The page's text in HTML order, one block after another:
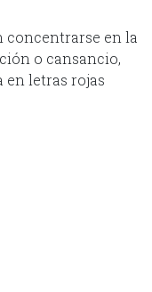
concentrarse en la
o cansancio,
en letras rojas